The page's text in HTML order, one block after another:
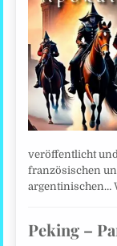
veröffentlicht
französischen
argentinischen…
Peking –